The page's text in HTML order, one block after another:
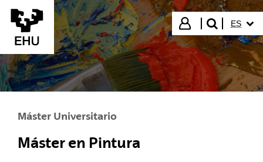
Saltar al contenido principal
Iniciar sesión
buscar"
ES
Máster Universitario
Máster en Pintura